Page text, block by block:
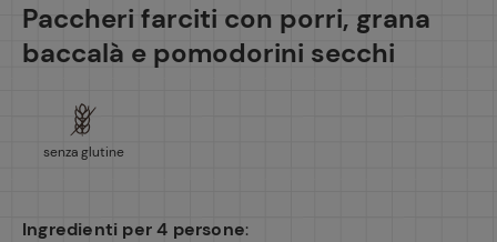
Paccheri farciti con porri, grana
baccalà e pomodorini secchi
senza glutine
Ingredienti per 4 persone: